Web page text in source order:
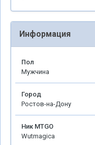
Информация
Пол
Мужчина
Город
Ростов-на-Дону
Ник MTGO
Wutmagica